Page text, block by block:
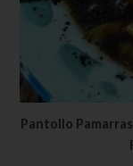
Pantollo